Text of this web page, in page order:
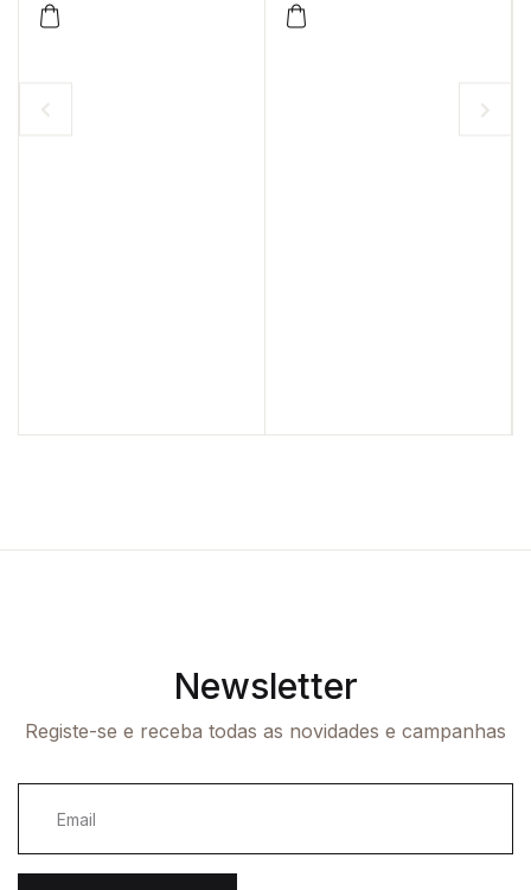
-10%
Newsletter
Registe-se e receba todas as novidades e campanhas